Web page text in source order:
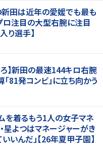
田は近年の愛媛でも最も
ロ注目の大型右腕に注目
り選手】
】新田の最速144キロ右腕
81発コンビ」に立ち向かう
を着るもう1人の女子マネ
よつはマネージャーがき
いんだ」【26年夏甲子園】